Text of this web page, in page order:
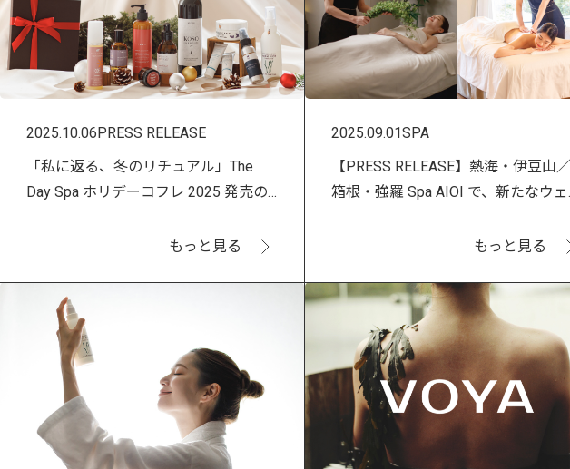
2025.10.06PRESS RELEASE
「私に返る、冬のリチュアル」The
Day Spa ホリデーコフレ 2025 発売の
もっと見る
2025.09.01SPA
【PRESS RELEASE】熱海・伊豆山／
箱根・強羅 Spa AIOI で、新たなウェ
もっと見る